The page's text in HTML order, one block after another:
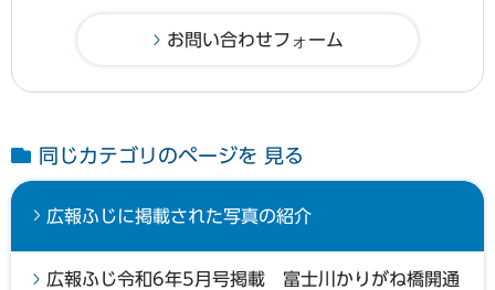
同じカテゴリのページを 見る
広報ふじに掲載された写真の紹介
広報ふじ令和6年5月号掲載 富士川かりがね橋開通